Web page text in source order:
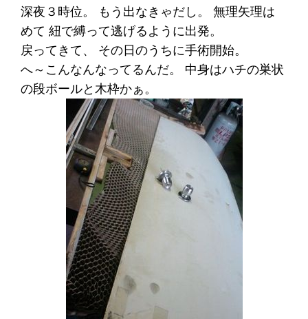
深夜３時位。 もう出なきゃだし。 無理矢理は
めて 紐で縛って逃げるように出発。
戻ってきて、 その日のうちに手術開始。
へ～こんなんなってるんだ。 中身はハチの巣状
の段ボールと木枠かぁ。